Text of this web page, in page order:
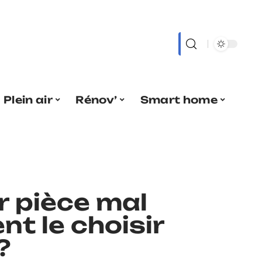
Plein air Rénov’ Smart home
pièce mal
le choisir